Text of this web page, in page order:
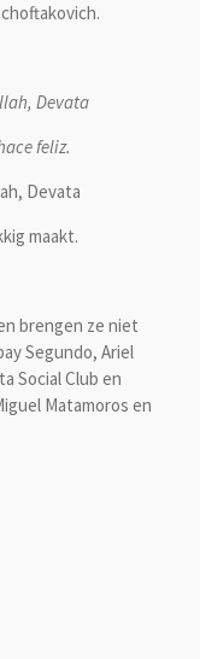
Devata
feliz.
Devata
maakt.
brengen ze niet
Segundo, Ariel
Social Club en
Matamoros en